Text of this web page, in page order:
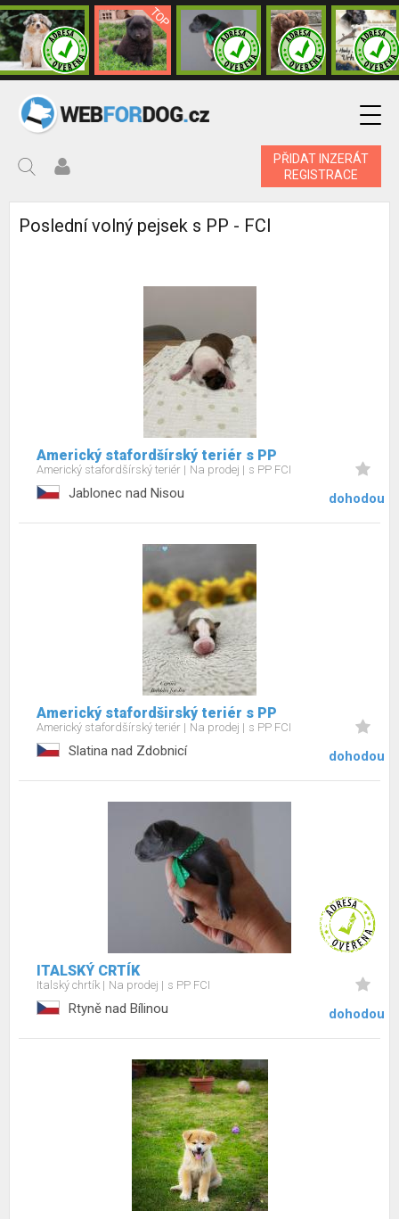
PŘIDAT INZERÁT
REGISTRACE
Poslední volný pejsek s PP - FCI
Americký stafordšírský teriér s PP
Americký stafordšírský teriér Na prodej s PP FCI
Jablonec nad Nisou dohodou
Americký stafordširský teriér s PP
Americký stafordšírský teriér Na prodej s PP FCI
Slatina nad Zdobnicí dohodou
ITALSKÝ CRTÍK
Italský chrtík Na prodej s PP FCI
Rtyně nad Bílinou dohodou